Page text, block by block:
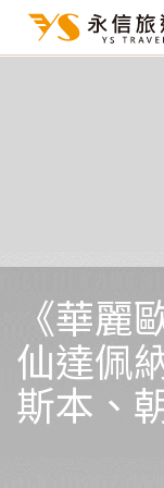
《華麗
仙達佩
斯本、